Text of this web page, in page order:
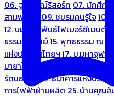
06. ฐณิชาฌ์รีสอร์ท 07. นักศึกษ
สามพระยา
09. ชมรมคนรู้ใจ10.
12. บมจ.มหพันธ์ไฟเบอร์ซีเมนต์
ธรรมะรื่นรมย์15. พุทธธรรม ณ
แห่งประเทศไทยฯ 17. ม.มหาจุฬา
มายาโคตมี
19. ariya wellness
รัตนธรรม
22. ธนาคารแห่งประเ
การไฟฟ้าฝ่ายผลิต 25. บ้านคุณ